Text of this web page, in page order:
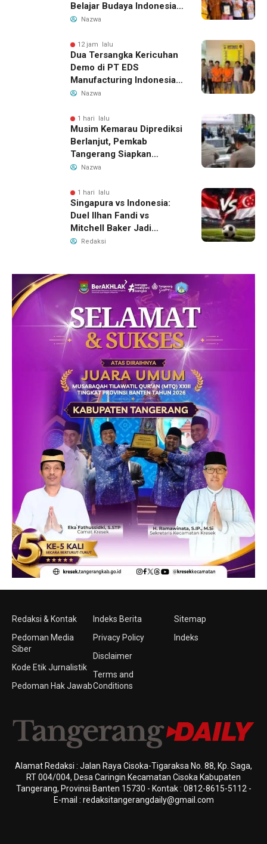
Belajar Budaya Indonesia
dan Edukasi Pekerja
Nazwa
12 jam lalu
Dua Tersangka Kericuhan
Demo di PT EDS
Manufacturing Indonesia
Ditahan, Polda Banten
Pengelolaan Limbah
Nazwa
1 hari lalu
Musim Kemarau Diprediksi
Berlanjut, Pemkab
Tangerang Siapkan
Langkah Antisipasi Krisis
Nazwa
1 hari lalu
Singapura vs Indonesia:
Duel Ilhan Fandi vs
Mitchell Baker Jadi
Sorotan di Piala AFF 2026
Redaksi
Redaksi & Kontak
Pedoman Media
Siber
Kode Etik Jurnalistik
Pedoman Hak Jawab
Indeks Berita
Privacy Policy
Disclaimer
Terms and
Conditions
Sitemap
Indeks
Alamat Redaksi : Jalan Raya Cisoka-Tigaraksa No. 88, Kp. Saga,
RT 004/004, Desa Caringin Kecamatan Cisoka Kabupaten
Tangerang, Provinsi Banten 15730 - Kontak : 0812-8615-5112 -
E-mail : redaksitangerangdaily@gmail.com